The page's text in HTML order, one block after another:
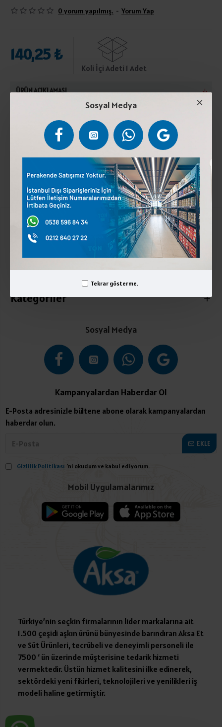
Sosyal Medya
Tekrar gösterme.
0 yorum yapılmış. - Yorum Yap
140,25 ₺
Koli İçi Adeti 1 Adet
ÜRÜN AÇIKLAMASI
mayası, peynir kültürü,koruyucu (E202).2°C ile 4°C
arasında saklayınız. Laktoz içerir.
Kurumsal
Kategoriler
Sosyal Medya
Kampanyalardan Haberdar Ol
E-Posta adresinizle bültene abone olarak kampanyalardan
haberdar olun.
EKLE
Gizlilik Politikası 'ni okudum ve kabul ediyorum.
Mobil Uygulamalarımız
Türkiye’nin seçkin firmalarının lider markalarına ait
1.500 çeşidi aşkın ürünü bünyesinde barındıran Aksa Et
ve Süt Ürünleri, tecrübeli ve deneyimli personeli ile
7500 ‘ ün üzerinde müşterisine tedarik hizmeti
vermektedir. Üstün hizmet kalitesini ilke edinerek,
sektördeki yeni fikirleri, teknolojileri ve yenilikleri iş
modeli haline getirmiştir.